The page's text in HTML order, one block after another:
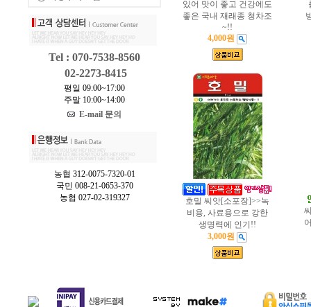
Tel : 070-7538-8560
02-2273-8415
평일 09:00~17:00
주말 10:00~14:00
E-mail 문의
농협 312-0075-7320-01
국민 008-21-0653-370
농협 027-02-319327
있어 맛이 좋고 건강에도
좋은 국내 재래종 청차조
~!!
4,000원
호밀 씨앗[소포장]>>녹
비용, 사료용으로 강한
생명력에 인기!!
3,000원